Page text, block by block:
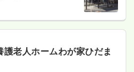
護老人ホームわが家ひだま